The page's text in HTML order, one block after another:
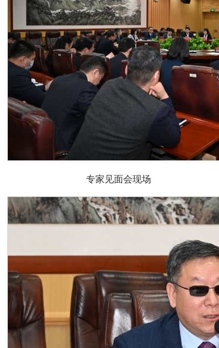
专家见面会现场